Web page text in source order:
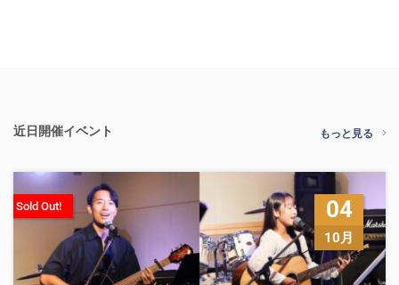
近日開催イベント もっと見る
04
10月
Sold Out!